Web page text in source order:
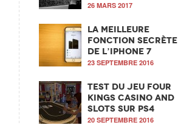
26 MARS 2017
La meilleure
fonction secrète
de l’iPhone 7
23 SEPTEMBRE 2016
Test du jeu Four
Kings Casino and
Slots sur PS4
20 SEPTEMBRE 2016